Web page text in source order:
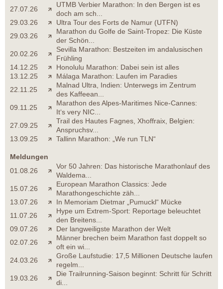
27.07.26
UTMB Verbier Marathon: In den Bergen ist es
doch am sch...
29.03.26
Ultra Tour des Forts de Namur (UTFN)
29.03.26
Marathon du Golfe de Saint-Tropez: Die Küste
der Schön...
20.02.26
Sevilla Marathon: Bestzeiten im andalusischen
Frühling
14.12.25
Honolulu Marathon: Dabei sein ist alles
13.12.25
Málaga Marathon: Laufen im Paradies
22.11.25
Malnad Ultra, Indien: Unterwegs im Zentrum
des Kaffeean...
09.11.25
Marathon des Alpes-Maritimes Nice-Cannes:
It‘s very NIC...
27.09.25
Trail des Hautes Fagnes, Xhoffraix, Belgien:
Anspruchsv...
13.09.25
Tallinn Marathon: „We run TLN“
Meldungen
01.08.26
Vor 50 Jahren: Das historische Marathonlauf des
Waldema...
15.07.26
European Marathon Classics: Jede
Marathongeschichte zäh...
13.07.26
In Memoriam Dietmar „Pumuckl“ Mücke
11.07.26
Hype um Extrem-Sport: Reportage beleuchtet
den Breitens...
09.07.26
Der langweiligste Marathon der Welt
02.07.26
Männer brechen beim Marathon fast doppelt so
oft ein wi...
24.03.26
Große Laufstudie: 17,5 Millionen Deutsche laufen
regelm...
19.03.26
Die Trailrunning-Saison beginnt: Schritt für Schritt
di...